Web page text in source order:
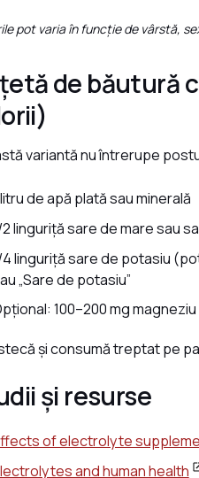
pot varia în funcție de vârstă,
de băutură
variantă nu întrerupe
litru de apă plată sau minerală
2 linguriță sare de mare sau
4 linguriță sare de potasiu
„Sare de potasiu”
100–200 mg
și consumă treptat pe
și resurse
of electrolyte
and human health